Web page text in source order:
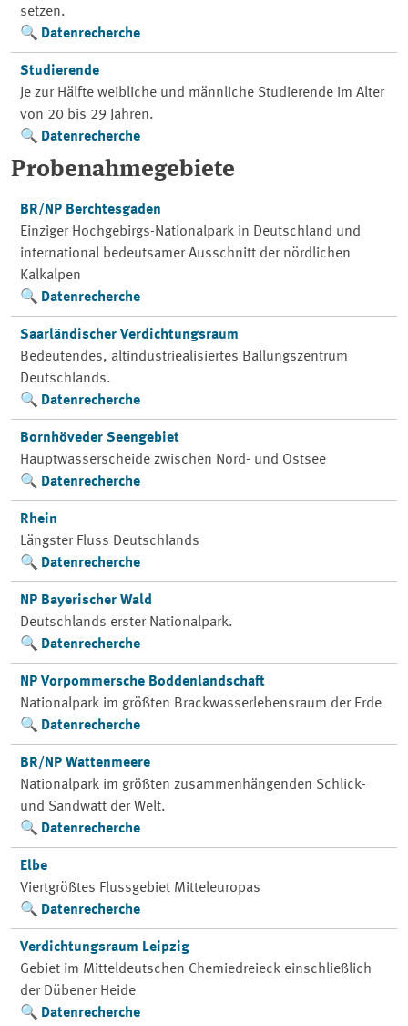
setzen.
Datenrecherche
Studierende
Je zur Hälfte weibliche und männliche Studierende im Alter
von 20 bis 29 Jahren.
Datenrecherche
Probenahmegebiete
BR/NP Berchtesgaden
Einziger Hochgebirgs-Nationalpark in Deutschland und
international bedeutsamer Ausschnitt der nördlichen
Kalkalpen
Datenrecherche
Saarländischer Verdichtungsraum
Bedeutendes, altindustriealisiertes Ballungszentrum
Deutschlands.
Datenrecherche
Bornhöveder Seengebiet
Hauptwasserscheide zwischen Nord- und Ostsee
Datenrecherche
Rhein
Längster Fluss Deutschlands
Datenrecherche
NP Bayerischer Wald
Deutschlands erster Nationalpark.
Datenrecherche
NP Vorpommersche Boddenlandschaft
Nationalpark im größten Brackwasserlebensraum der Erde
Datenrecherche
BR/NP Wattenmeere
Nationalpark im größten zusammenhängenden Schlick-
und Sandwatt der Welt.
Datenrecherche
Elbe
Viertgrößtes Flussgebiet Mitteleuropas
Datenrecherche
Verdichtungsraum Leipzig
Gebiet im Mitteldeutschen Chemiedreieck einschließlich
der Dübener Heide
Datenrecherche